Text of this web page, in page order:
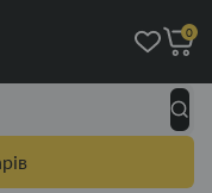
0